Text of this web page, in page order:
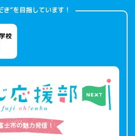
”を目指しています！